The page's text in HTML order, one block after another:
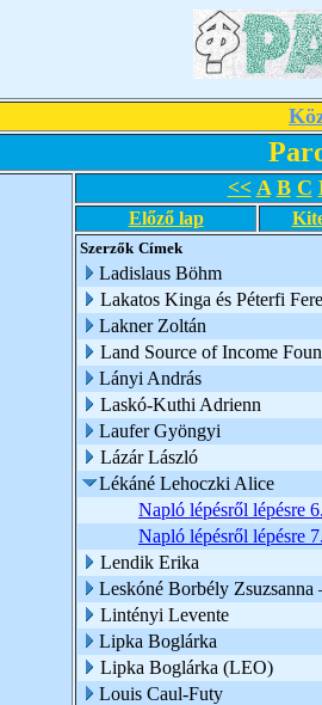
<< A B C
Előző lap
Szerzők Címek
Ladislaus Böhm
Lakatos Kinga és Péterfi
Lakner Zoltán
Land Source of Income
Lányi András
Laskó-Kuthi Adrienn
Laufer Gyöngyi
Lázár László
Lékáné Lehoczki Alice
Napló lépésről lépésre
Napló lépésről lépésre
Lendik Erika
Leskóné Borbély Zsuzsanna
Lintényi Levente
Lipka Boglárka
Lipka Boglárka (LEO)
Louis Caul-Futy